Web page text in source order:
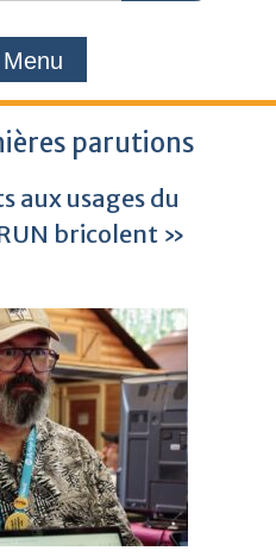
Menu
parutions
aux usages du
bricolent »